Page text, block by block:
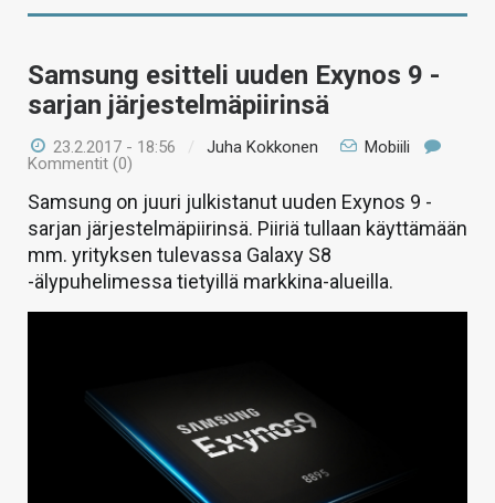
Samsung esitteli uuden Exynos 9 -
sarjan järjestelmäpiirinsä
23.2.2017 - 18:56 / Juha Kokkonen
Mobiili
Kommentit (0)
Samsung on juuri julkistanut uuden Exynos 9 -
sarjan järjestelmäpiirinsä. Piiriä tullaan käyttämään
mm. yrityksen tulevassa Galaxy S8
-älypuhelimessa tietyillä markkina-alueilla.